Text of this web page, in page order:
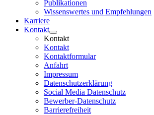
Publikationen
Wissenswertes und Empfehlungen
Karriere
Kontakt
Kontakt
Kontakt
Kontaktformular
Anfahrt
Impressum
Datenschutzerklärung
Social Media Datenschutz
Bewerber-Datenschutz
Barrierefreiheit